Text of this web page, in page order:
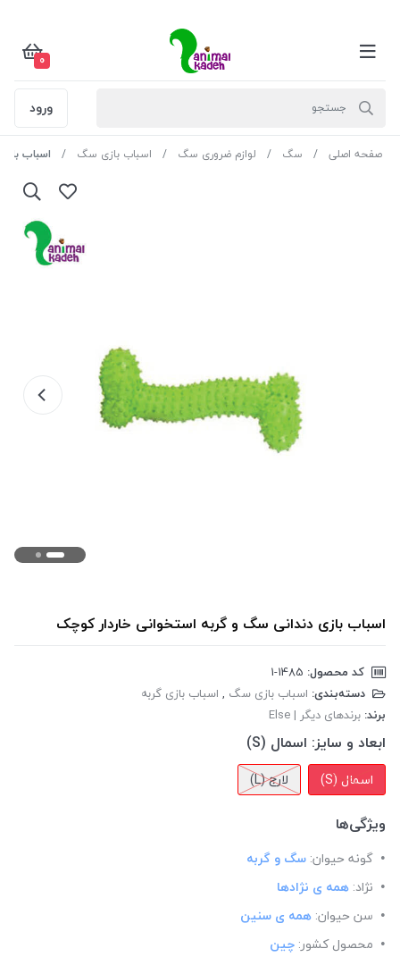
0
ورود
صفحه اصلی سگ لوازم ضروری سگ اسباب بازی سگ اسباب
اسباب بازی دندانی سگ و گربه استخوانی خاردار کوچک
کد محصول:
دسته‌بندی: اسباب بازی سگ , اسباب بازی گربه
برند: برندهای دیگر | Else
ابعاد و سایز: اسمال (S)
اسمال (S) لارج (L)
ویژگی‌ها
گونه حیوان: سگ و گربه
نژاد: همه ی نژادها
سن حیوان: همه ی سنین
محصول کشور: چین